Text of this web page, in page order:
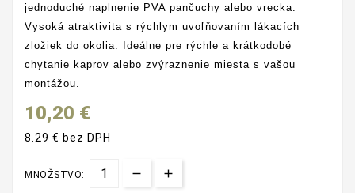
jednoduché naplnenie PVA pančuchy alebo vrecka.
Vysoká atraktivita s rýchlym uvoľňovaním lákacích
zložiek do okolia. Ideálne pre rýchle a krátkodobé
chytanie kaprov alebo zvýraznenie miesta s vašou
montážou.
10,20 €
8.29 € bez DPH
MNOŽSTVO: